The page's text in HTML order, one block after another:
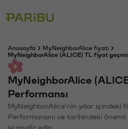
Anasayfa
MyNeighborAlice fiyatı
MyNeighborAlice (ALICE) TL fiyat
MyNeighborAlice
Performansı
MyNeighborAlice'nin yıllar içindeki
Performansını ve tarihindeki